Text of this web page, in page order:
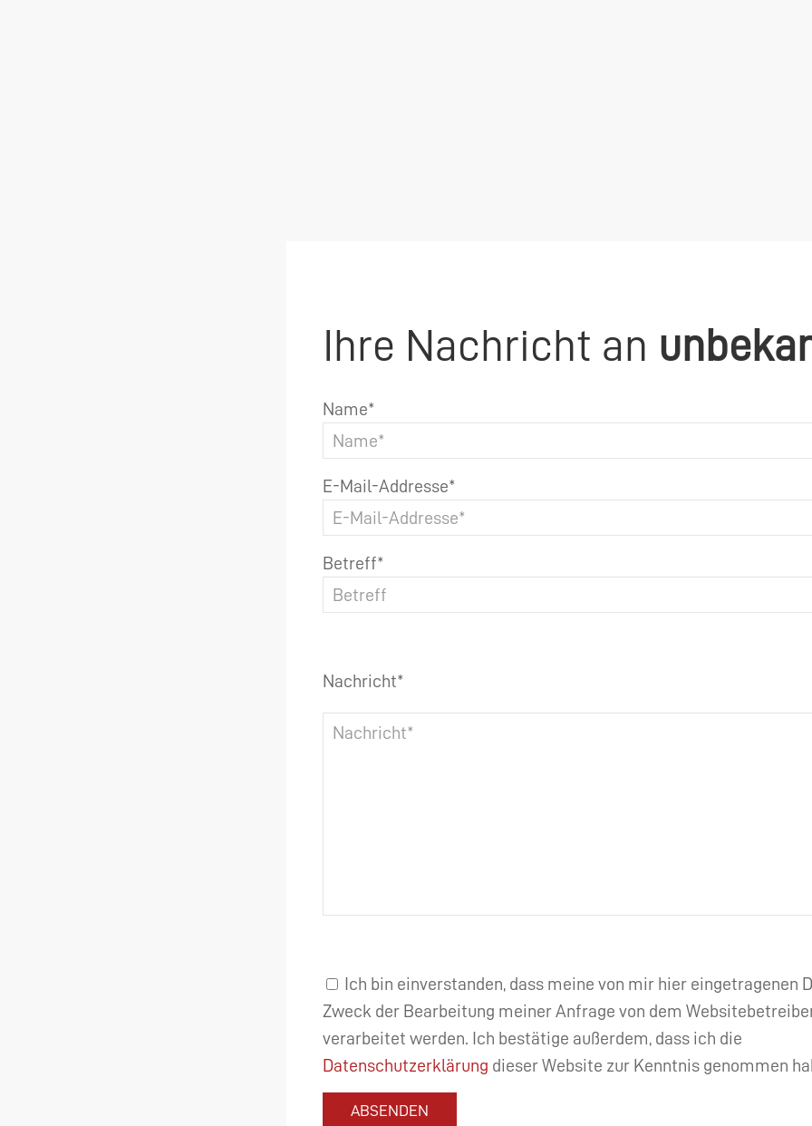
Ihre Nachricht an
Name*
E-Mail-Addresse*
Betreff*
Nachricht*
Ich bin einverstanden, dass meine von mir hier eingetragenen
Zweck der Bearbeitung meiner Anfrage von dem
verarbeitet werden. Ich bestätige außerdem, dass ich die
Datenschutzerklärung dieser Website zur Kenntnis genommen
ABSENDEN